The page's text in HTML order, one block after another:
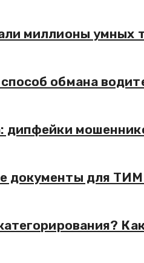
миллионы умных
обмана
дипфейки
документы для